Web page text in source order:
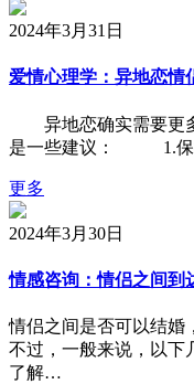
2024年3月31日
爱情心理学：异地恋情
异地恋确实需要更多
是一些建议： 1.保
更多
2024年3月30日
情感咨询：情侣之间到
情侣之间是否可以结婚
不过，一般来说，以
了解…